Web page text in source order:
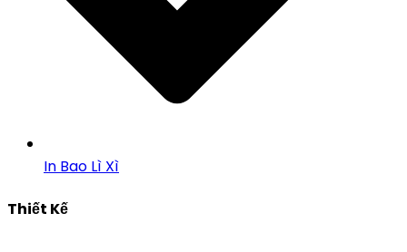
In Bao Lì Xì
Thiết Kế